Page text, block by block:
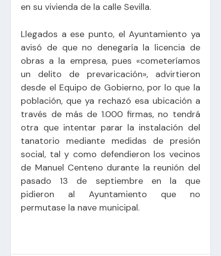
en su vivienda de la calle Sevilla.
Llegados a ese punto, el Ayuntamiento ya
avisó de que no denegaría la licencia de
obras a la empresa, pues «cometeríamos
un delito de prevaricación», advirtieron
desde el Equipo de Gobierno, por lo que la
población, que ya rechazó esa ubicación a
través de más de 1.000 firmas, no tendrá
otra que intentar parar la instalación del
tanatorio mediante medidas de presión
social, tal y como defendieron los vecinos
de Manuel Centeno durante la reunión del
pasado 13 de septiembre en la que
pidieron al Ayuntamiento que no
permutase la nave municipal.